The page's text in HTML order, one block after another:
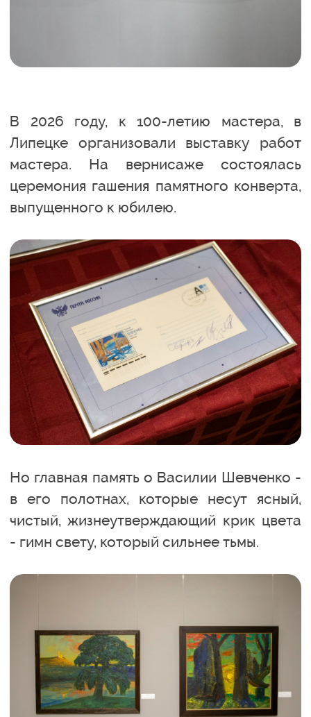
В 2026 году, к 100-летию мастера, в
Липецке организовали выставку работ
мастера. На вернисаже состоялась
церемония гашения памятного конверта,
выпущенного к юбилею.
Но главная память о Василии Шевченко -
в его полотнах, которые несут ясный,
чистый, жизнеутверждающий крик цвета
- гимн свету, который сильнее тьмы.